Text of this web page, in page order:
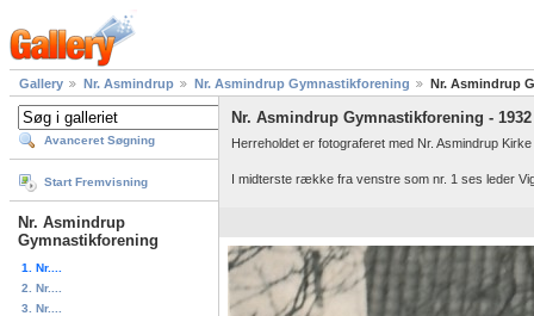
Gallery Nr. Asmindrup Nr. Asmindrup Gymnastikforening Nr. Asmindrup
Avanceret Søgning
Start Fremvisning
Nr. Asmindrup
Gymnastikforening
1. Nr....
2. Nr....
3. Nr....
Nr. Asmindrup Gymnastikforening - 1932
Herreholdet er fotograferet med Nr. Asmindrup
I midterste række fra venstre som nr. 1 ses leder